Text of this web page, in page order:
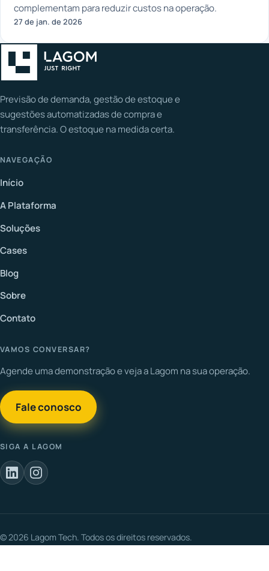
complementam para reduzir custos na operação.
27 de jan. de 2026
Previsão de demanda, gestão de estoque e
sugestões automatizadas de compra e
transferência. O estoque na medida certa.
NAVEGAÇÃO
Início
A Plataforma
Soluções
Cases
Blog
Sobre
Contato
VAMOS CONVERSAR?
Agende uma demonstração e veja a Lagom na sua operação.
Fale conosco
SIGA A LAGOM
© 2026 Lagom Tech. Todos os direitos reservados.